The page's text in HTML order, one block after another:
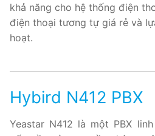
Tổng đài VoIP Yeastar S50
Tổng đài VoIP Yeastar
HOSTED PHONE SYSTEM
Tổng đài Yeastar Cloud
khả năng cho hệ thống điện
điện thoại tương tự giá rẻ và
hoạt.
Hybird N412 PBX
Yeastar N412 là một PBX